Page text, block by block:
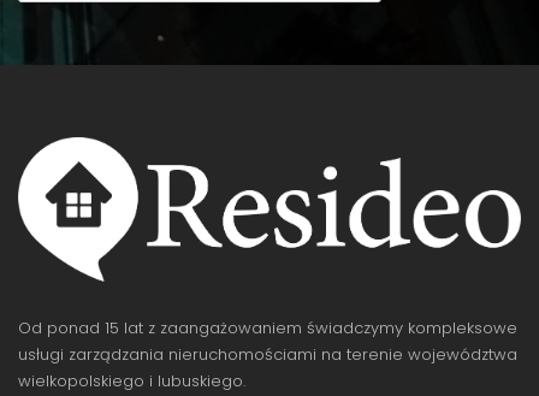
Od ponad 15 lat z zaangażowaniem świadczymy kompleksowe
usługi zarządzania nieruchomościami na terenie województwa
wielkopolskiego i lubuskiego.